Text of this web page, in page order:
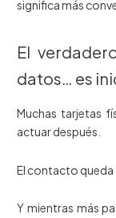
significa más
El
datos… es
Muchas tarjetas
actuar después.
El contacto queda
Y mientras más